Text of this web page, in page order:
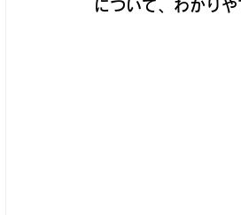
について、わかりや